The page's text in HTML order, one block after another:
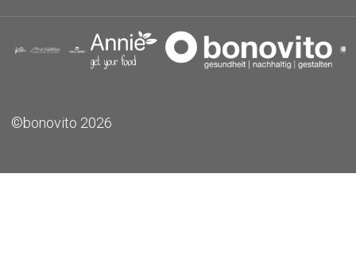
©bonovito 2026